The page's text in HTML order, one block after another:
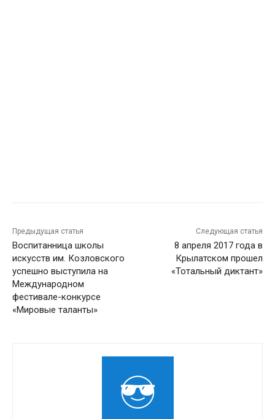
Предыдущая статья
Воспитанница школы
искусств им. Козловского
успешно выступила на
Международном
фестивале-конкурсе
«Мировые таланты»
Следующая статья
8 апреля 2017 года в
Крылатском прошел
«Тотальный диктант»